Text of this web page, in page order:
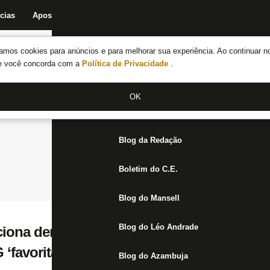
cookies para anúncios e para melhorar sua experiência. Ao continuar
você concorda com a Política de Privacidade .
OK
Apostas
Notícias do Botafogo
Fórum
Jogos
Blog da Redação
Boletim do C.E.
Blog do Mansell
Blog do Léo Andrade
Blog do Azambuja
derrota para o Botafogo e explica
na Copa do Mundo de Clubes